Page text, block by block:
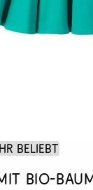
beliebt
Bio-